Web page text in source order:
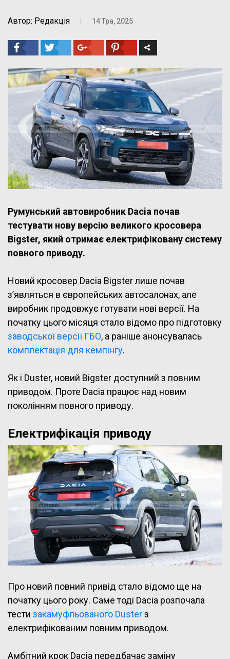
Автор: Редакція | 14 Тра, 2025
Румунський автовиробник Dacia почав
тестувати нову версію великого кросовера
Bigster, який отримає електрифіковану систему
повного приводу.
Новий кросовер Dacia Bigster лише почав
з’являться в європейських автосалонах, але
виробник продовжує готувати нові версії. На
початку цього місяця стало відомо про підготовку
заводської версії ГБО, а раніше анонсувалась
комплектація для кемпінгу.
Як і Duster, новий Bigster доступний з повним
приводом. Проте Dacia працює над новим
поколінням повного приводу.
Електрифікація приводу
Про новий повний привід стало відомо ще на
початку цього року. Саме тоді Dacia розпочала
тести закамуфльованого Dusterз
електрифікованим повним приводом.
Амбітний крок Dacia передбачає заміну